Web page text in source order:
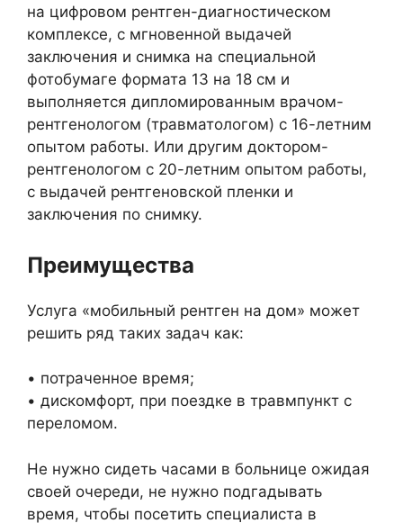
на цифровом рентген-диагностическом
комплексе, с мгновенной выдачей
заключения и снимка на специальной
фотобумаге формата 13 на 18 см и
выполняется дипломированным врачом-
рентгенологом (травматологом) с 16-летним
опытом работы. Или другим доктором-
рентгенологом с 20-летним опытом работы,
с выдачей рентгеновской пленки и
заключения по снимку.
Преимущества
Услуга «мобильный рентген на дом» может
решить ряд таких задач как:
• потраченное время;
• дискомфорт, при поездке в травмпункт с
переломом.
Не нужно сидеть часами в больнице ожидая
своей очереди, не нужно подгадывать
время, чтобы посетить специалиста в